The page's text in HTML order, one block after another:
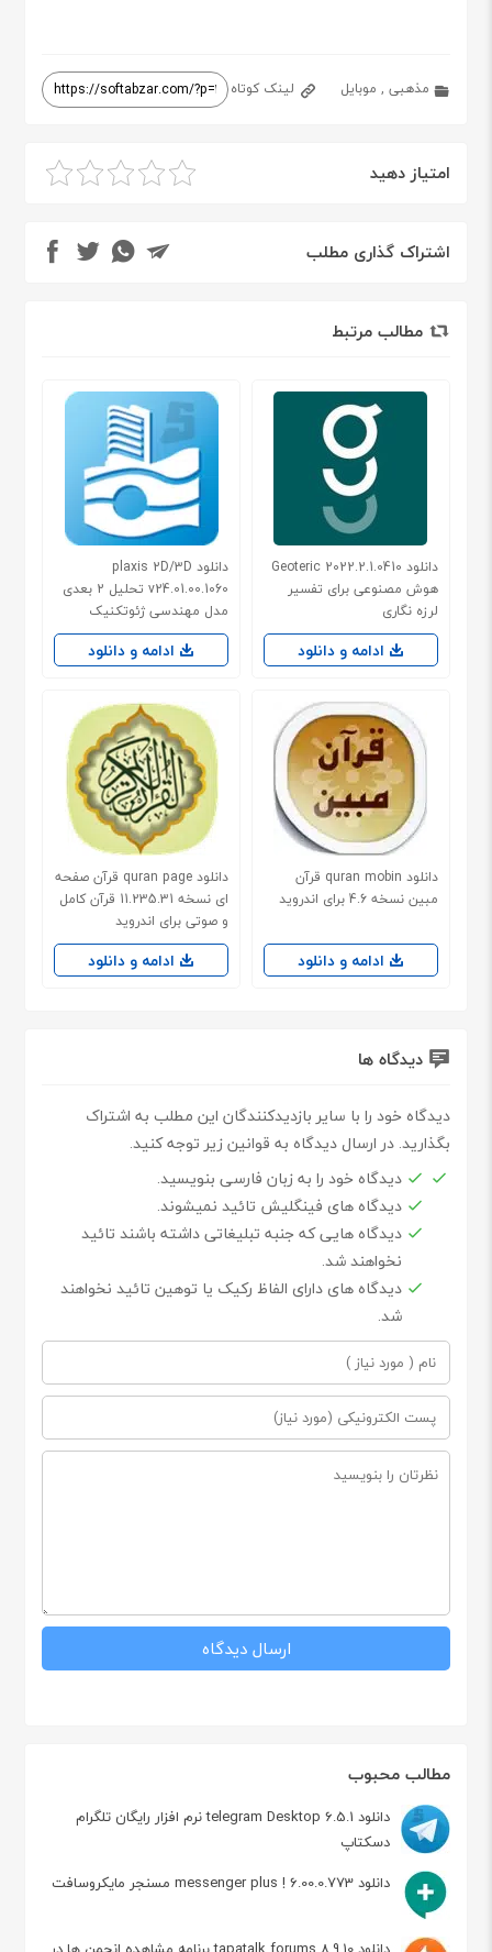
مطالب محبوب
دانلود telegram Desktop 6.5.1 نرم افزار رایگان تلگرام
دسکتاپ
دانلود messenger plus ! 6.00.0.773 مسنجر مایکروسافت
مذهبی , موبایل لینک کوتاه
امتیاز دهید
اشتراک گذاری مطلب
مطالب مرتبط
دانلود Geoteric 2022.2.1.0410
هوش مصنوعی برای تفسیر
لرزه نگاری
ادامه و دانلود
دانلود plaxis 2D/3D
v24.01.00.1060 تحلیل 2 بعدی
مدل مهندسی ژئوتکنیک
ادامه و دانلود
دانلود quran mobin قرآن
مبین نسخه 4.6 برای اندروید
ادامه و دانلود
دانلود quran page قرآن صفحه
ای نسخه 11.235.31 قرآن کامل
و صوتی برای اندروید
ادامه و دانلود
دیدگاه ها
دیدگاه خود را با سایر بازدیدکنندگان این مطلب به اشتراک
بگذارید. در ارسال دیدگاه به قوانین زیر توجه کنید.
دیدگاه خود را به زبان فارسی بنویسید.
دیدگاه های فینگلیش تائید نمیشوند.
دیدگاه هایی که جنبه تبلیغاتی داشته باشند تائید
نخواهند شد.
دیدگاه های دارای الفاظ رکیک یا توهین تائید نخواهند
شد.